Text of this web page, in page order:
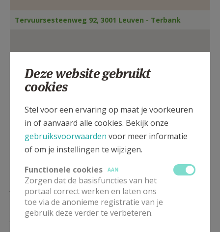
AANMELDEN OF REGISTREREN
Tervuursesteenweg 92, 3001 Leuven - Terbank
08/08
18.30 Eucharistie
18.30 Eucharistie
Deze website gebruikt
cookies
Stel voor een ervaring op maat je voorkeuren
in of aanvaard alle cookies. Bekijk onze
gebruiksvoorwaarden voor meer informatie
of om je instellingen te wijzigen.
Functionele cookies
AAN
Zorgen dat de basisfuncties van het
portaal correct werken en laten ons
toe via de anonieme registratie van je
gebruik deze verder te verbeteren.